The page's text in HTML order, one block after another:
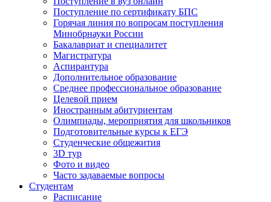
Поступление по сертификату БПС
Горячая линия по вопросам поступления
Минобрнауки России
Бакалавриат и специалитет
Магистратура
Аспирантура
Дополнительное образование
Среднее профессиональное образование
Целевой прием
Иностранным абитуриентам
Олимпиады, мероприятия для школьников
Подготовительные курсы к ЕГЭ
Студенческие общежития
3D тур
Фото и видео
Часто задаваемые вопросы
Студентам
Расписание